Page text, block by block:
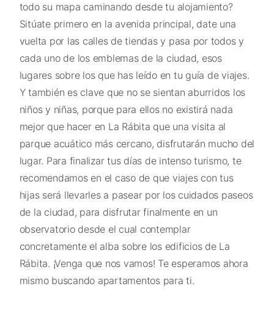
todo su mapa caminando desde tu alojamiento?
Sitúate primero en la avenida principal, date una
vuelta por las calles de tiendas y pasa por todos y
cada uno de los emblemas de la ciudad, esos
lugares sobre los que has leído en tu guía de viajes.
Y también es clave que no se sientan aburridos los
niños y niñas, porque para ellos no existirá nada
mejor que hacer en La Rábita que una visita al
parque acuático más cercano, disfrutarán mucho del
lugar. Para finalizar tus días de intenso turismo, te
recomendamos en el caso de que viajes con tus
hijas será llevarles a pasear por los cuidados paseos
de la ciudad, para disfrutar finalmente en un
observatorio desde el cual contemplar
concretamente el alba sobre los edificios de La
Rábita. ¡Venga que nos vamos! Te esperamos ahora
mismo buscando apartamentos para ti.